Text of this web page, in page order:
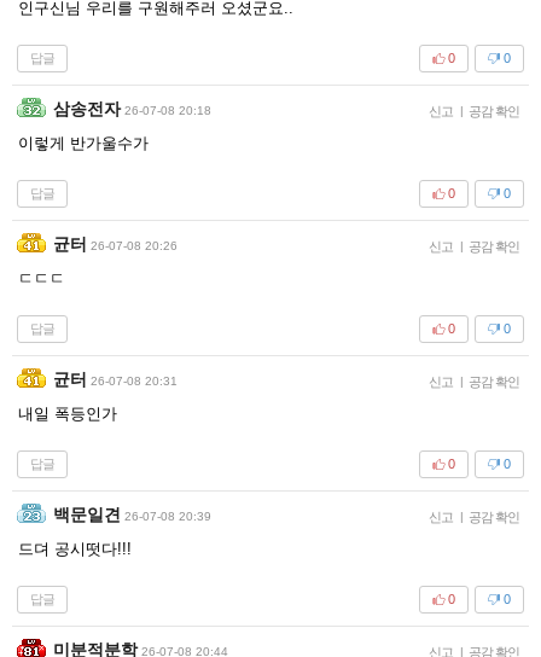
인구신님 우리를 구원해주러 오셨군요..
답글 0
0
삼송전자 26-07-08 20:18 신고 | 공감 확인
이렇게 반가울수가
답글 0
0
균터 26-07-08 20:26 신고 | 공감 확인
ㄷㄷㄷ
답글 0
0
균터 26-07-08 20:31 신고 | 공감 확인
내일 폭등인가
답글 0
0
백문일견 26-07-08 20:39 신고 | 공감 확인
드뎌 공시떳다!!!
답글 0
0
미분적분학 26-07-08 20:44 신고 | 공감 확인